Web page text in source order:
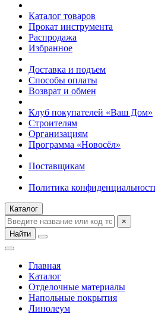
Каталог товаров
Прокат инструмента
Распродажа
Избранное
Доставка и подъем
Способы оплаты
Возврат и обмен
Клуб покупателей «Ваш Дом»
Строителям
Организациям
Программа «Новосёл»
Поставщикам
Политика
Каталог
×
Найти
Главная
Каталог
Отделочные материалы
Напольные покрытия
Линолеум